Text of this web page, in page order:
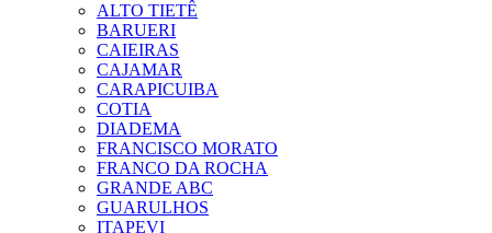
ALTO TIETÊ
BARUERI
CAIEIRAS
CAJAMAR
CARAPICUIBA
COTIA
DIADEMA
FRANCISCO MORATO
FRANCO DA ROCHA
GRANDE ABC
GUARULHOS
ITAPEVI